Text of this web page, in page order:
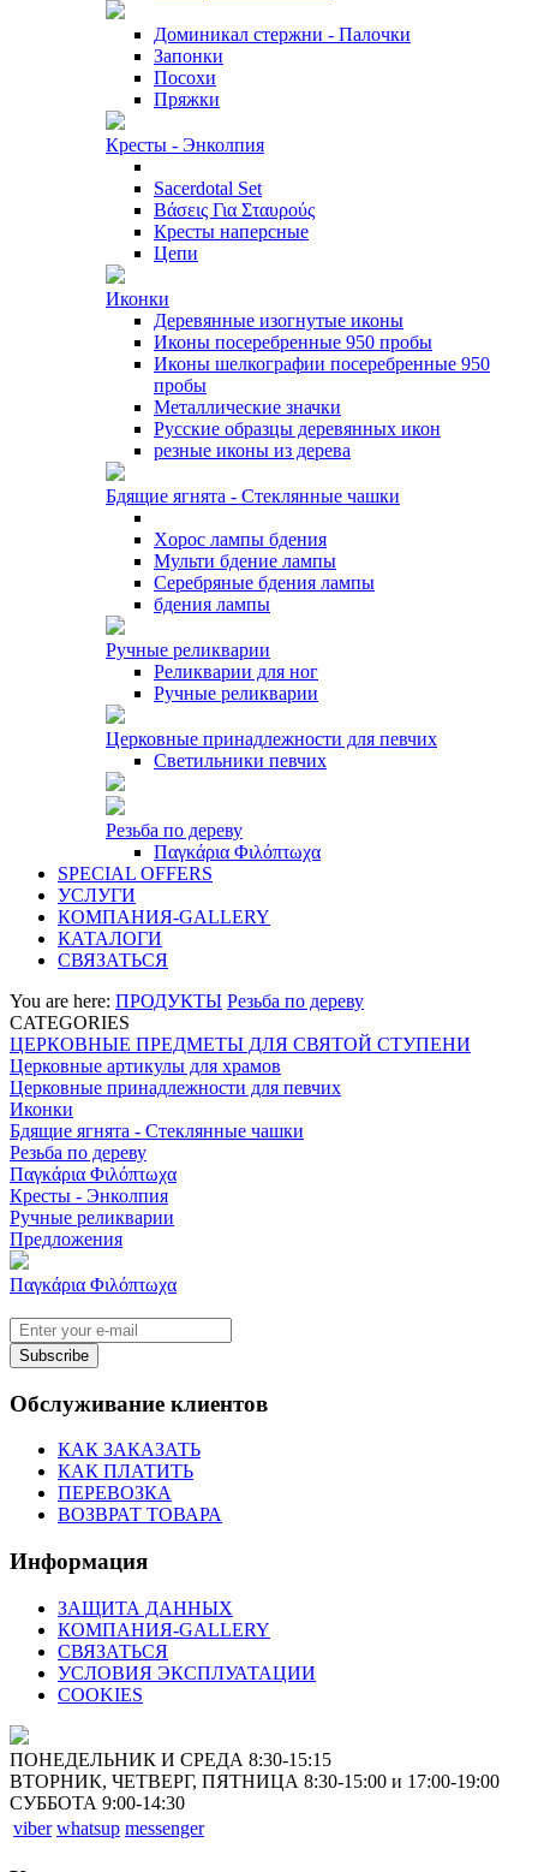
Доминикал стержни - Палочки
Запонки
Посохи
Пряжки
Кресты - Энколпия
Sacerdotal Set
Βάσεις Για Σταυρούς
Кресты наперсные
Цепи
Иконки
Деревянные изогнутые иконы
Иконы посеребренные 950 пробы
Иконы шелкографии посеребренные 950
пробы
Металлические значки
Русские образцы деревянных икон
резные иконы из дерева
Бдящие ягнята - Стеклянные чашки
Xорос лампы бдения
Мульти бдение лампы
Серебряные бдения лампы
бдения лампы
Ручные реликварии
Реликварии для ног
Ручные реликварии
Церковные принадлежности для певчих
Светильники певчих
Резьба по дереву
Παγκάρια Φιλόπτωχα
SPECIAL OFFERS
УСЛУГИ
КОМПАНИЯ-GALLERY
КАТАЛОГИ
СВЯЗАТЬСЯ
You are here: ПРОДУКТЫ Резьба по дереву
CATEGORIES
ЦЕРКОВНЫЕ ПРЕДМЕТЫ ДЛЯ СВЯТОЙ СТУПЕНИ
Церковные артикулы для храмов
Церковные принадлежности для певчих
Иконки
Бдящие ягнята - Стеклянные чашки
Резьба по дереву
Παγκάρια Φιλόπτωχα
Кресты - Энколпия
Ручные реликварии
Предложения
Παγκάρια Φιλόπτωχα
Subscribe
Обслуживание клиентов
КАК ЗАКАЗАТЬ
КАК ПЛАТИТЬ
ПЕРЕВОЗКА
ВОЗВРАТ ТОВАРА
Информация
ЗАЩИТА ДАННЫХ
КОМПАНИЯ-GALLERY
СВЯЗАТЬСЯ
УСЛОВИЯ ЭКСПЛУАТАЦИИ
COOKIES
ПОНЕДЕЛЬНИК И СРЕДА 8:30-15:15
ВТОРНИК, ЧЕТВЕРГ, ПЯТНИЦА 8:30-15:00 и 17:00-19:00
СУББОТА 9:00-14:30
viber whatsup messenger